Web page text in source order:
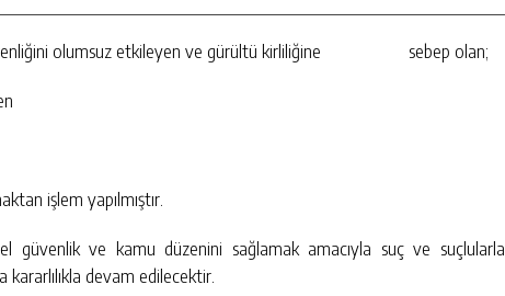
olumsuz etkileyen ve gürültü kirliliğine sebep olan;
işlem yapılmıştır.
güvenlik ve kamu düzenini sağlamak amacıyla suç ve suçlularla
devam edilecektir.